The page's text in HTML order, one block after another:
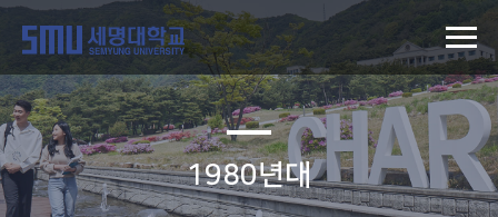
1980년대